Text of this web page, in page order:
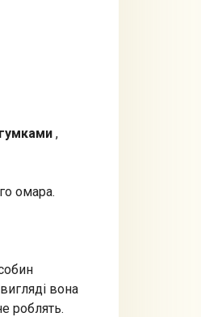
,
омара.
вона
роблять.